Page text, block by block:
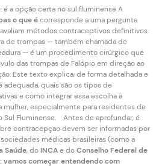
é a opção certa no sul fluminense A
o que écorresponde a uma pergunta
métodos contraceptivos definitivos.
de trompas — também chamada de
— é um procedimento cirúrgico que
das trompas de Falópio em direção ao
Este texto explica, de forma detalhada e
adequada, quais são os tipos de
e como integrar essa escolha à
mulher, especialmente para residentes de
Sul Fluminense. Antes de aprofundar, é
contracepção devem ser informadas por
médicas brasileiras (como a
Saúde, doINCAe doConselho Federal de
começar entendendo com